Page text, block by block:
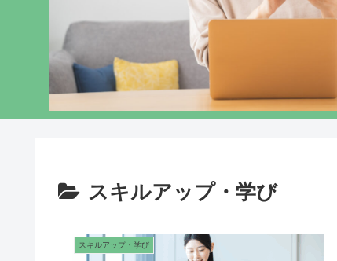
スキルアップ・学び
スキルアップ・学び